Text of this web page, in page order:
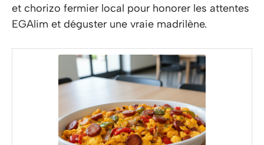
et chorizo fermier local pour honorer les attentes
EGAlim et déguster une vraie madrilène.